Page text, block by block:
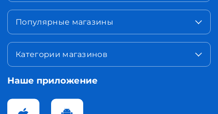
Популярные магазины
Категории магазинов
Наше приложение